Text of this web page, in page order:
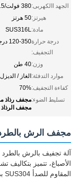
الجهد االكهربى:380 فولت/415 فولت/480 فولت
هيرتز:50 هرتز
مادة:SUS316L
درجة حرارة
التجفيف:
120-350 درجة مئوية
وزن:40 طن
موارد التدفئة:الغاز / الديزل
كفاءة التجفيف:70%
تسليط الضوء:مجفف رذاذ
مجفف
مجفف الرش
آلة تجفيف بالرش
الأصباغ، تتميز
المقاوم للصدأ SUS304 بدرجة غذائية للامتثال البيئي وسلامة الغذاء.